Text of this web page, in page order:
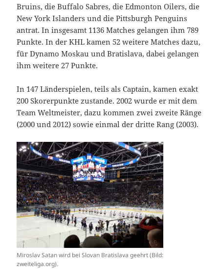
Bruins, die Buffalo Sabres, die Edmonton Oilers, die
New York Islanders und die Pittsburgh Penguins
antrat. In insgesamt 1136 Matches gelangen ihm 789
Punkte. In der KHL kamen 52 weitere Matches dazu,
für Dynamo Moskau und Bratislava, dabei gelangen
ihm weitere 27 Punkte.
In 147 Länderspielen, teils als Captain, kamen exakt
200 Skorerpunkte zustande. 2002 wurde er mit dem
Team Weltmeister, dazu kommen zwei zweite Ränge
(2000 und 2012) sowie einmal der dritte Rang (2003).
Miroslav Satan wird bei Slovan Bratislava geehrt (Bild:
zweiteliga.org).